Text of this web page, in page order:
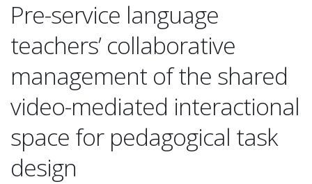
Pre-service language
teachers’ collaborative
management of the shared
video-mediated interactional
space for pedagogical task
design